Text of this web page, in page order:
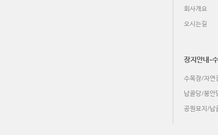
회사개요
오시는길
장지안내-
수목장/자연
납골당/봉안
공원묘지/납